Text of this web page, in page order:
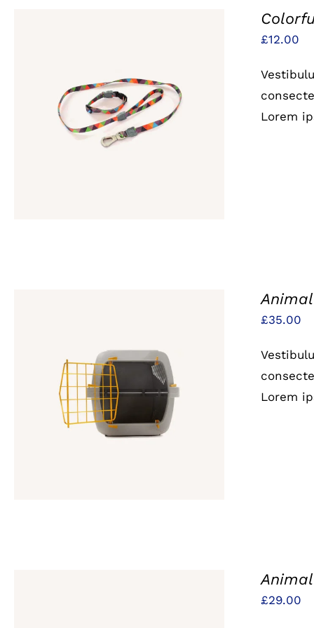
IN DEN WARENKORB
QUICK
VIEW
£12.00
Lorem
IN DEN WARENKORB /
QUICK
VIEW
£35.00
Lorem
£29.00